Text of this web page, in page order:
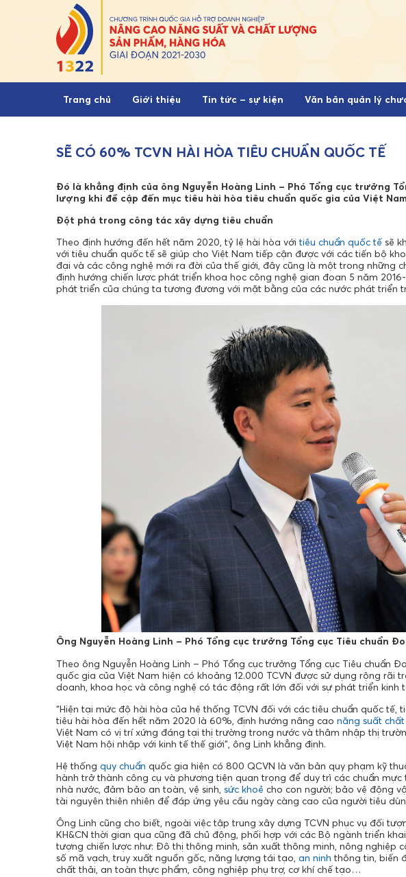
Trang chủ Giới thiệu Tin tức – sự kiện Văn bản quản lý
SẼ CÓ 60% TCVN HÀI HÒA TIÊU CHUẨN QUỐC TẾ
Đó là khẳng định của ông Nguyễn Hoàng Linh – Phó Tổng cục trưởng
lượng khi đề cập đến mục tiêu hài hòa tiêu chuẩn quốc gia của Việt
Đột phá trong công tác xây dựng tiêu chuẩn
Theo định hướng đến hết năm 2020, tỷ lệ hài hòa với tiêu chuẩn quốc tế sẽ
với tiêu chuẩn quốc tế sẽ giúp cho Việt Nam tiếp cận được với các tiến bộ
đại và các công nghệ mới ra đời của thế giới, đây cũng là một trong những
định hướng chiến lược phát triển khoa học công nghệ gian đoạn 5 năm
phát triển của chúng ta tương đương với mặt bằng của các nước phát triển
Ông Nguyễn Hoàng Linh – Phó Tổng cục trưởng Tổng cục Tiêu chuẩn
Theo ông Nguyễn Hoàng Linh – Phó Tổng cục trưởng Tổng cục Tiêu chuẩn
quốc gia của Việt Nam hiện có khoảng 12.000 TCVN được sử dụng rộng rãi
doanh, khoa học và công nghệ có tác động rất lớn đối với sự phát triển kinh
“Hiện tại mức độ hài hòa của hệ thống TCVN đối với các tiêu chuẩn quốc tế,
tiêu hài hòa đến hết năm 2020 là 60%, định hướng nâng cao năng suất
Việt Nam có vị trí xứng đáng tại thị trường trong nước và thâm nhập thị
Việt Nam hội nhập với kinh tế thế giới”, ông Linh khẳng định.
Hệ thống quy chuẩn quốc gia hiện có 800 QCVN là văn bản quy phạm kỹ
hành trở thành công cụ và phương tiện quan trọng để duy trì các chuẩn
nhà nước, đảm bảo an toàn, vệ sinh, sức khoẻ cho con người; bảo vệ động
tài nguyên thiên nhiên để đáp ứng yêu cầu ngày càng cao của người tiêu
Ông Linh cũng cho biết, ngoài việc tập trung xây dựng TCVN phục vụ đối
KH&CN thời gian qua cũng đã chủ động, phối hợp với các Bộ ngành triển
tượng chiến lược như: Đô thị thông minh, sản xuất thông minh, nông nghiệp
số mã vạch, truy xuất nguồn gốc, năng lượng tái tạo, an ninh thông tin, biến
chất thải, an toàn thực phẩm, công nghiệp phụ trợ, cơ khí chế tạo…